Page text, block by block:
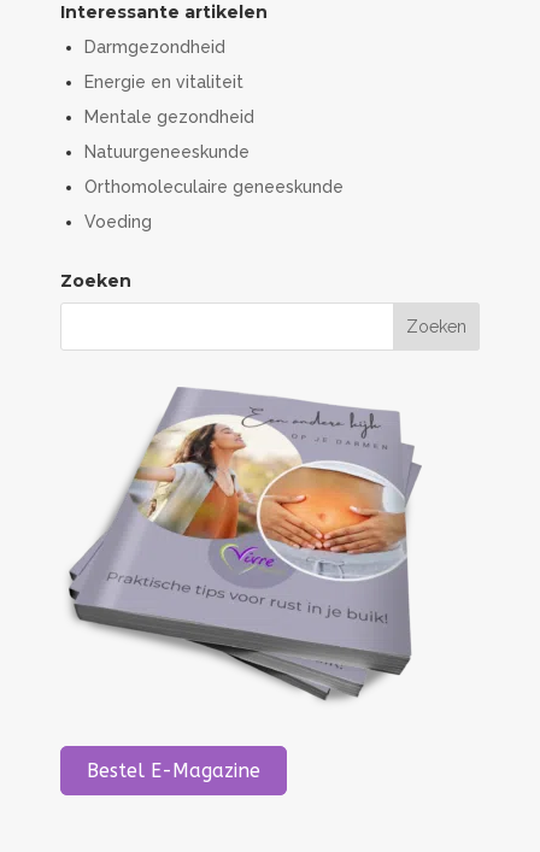
Interessante artikelen
Darmgezondheid
Energie en vitaliteit
Mentale gezondheid
Natuurgeneeskunde
Orthomoleculaire geneeskunde
Voeding
Zoeken
Bestel E-Magazine